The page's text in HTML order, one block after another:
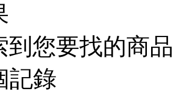
到您要找的商品
記錄